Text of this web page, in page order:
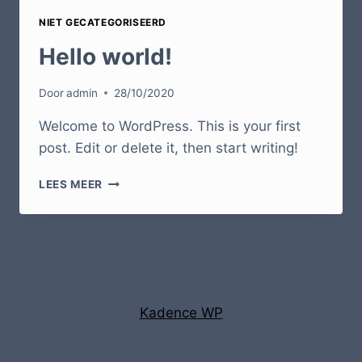
NIET GECATEGORISEERD
Hello world!
Dooradmin 28/10/2020
Welcome to WordPress. This is your first
post. Edit or delete it, then start writing!
LEES MEER HELLO
Kadence WP